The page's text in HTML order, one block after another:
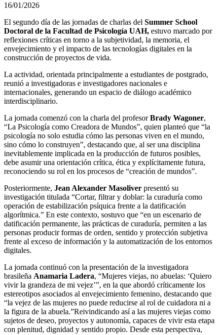
16/01/2026
El segundo día de las jornadas de charlas del Summer School
Doctoral de la Facultad de Psicología UAH, estuvo marcado por
reflexiones críticas en torno a la subjetividad, la memoria, el
envejecimiento y el impacto de las tecnologías digitales en la
construcción de proyectos de vida.
La actividad, orientada principalmente a estudiantes de postgrado,
reunió a investigadoras e investigadores nacionales e
internacionales, generando un espacio de diálogo académico
interdisciplinario.
La jornada comenzó con la charla del profesorBrady Wagoner,
“La Psicología como Creadora de Mundos”, quien planteó que “la
psicología no solo estudia cómo las personas viven en el mundo,
sino cómo lo construyen”, destacando que, al ser una disciplina
inevitablemente implicada en la producción de futuros posibles,
debe asumir una orientación crítica, ética y explícitamente futura,
reconociendo su rol en los procesos de “creación de mundos”.
Posteriormente, Jean Alexander Masoliver presentó su
investigación titulada “Cortar, filtrar y doblar: la curaduría como
operación de estabilización psíquica frente a la datificación
algorítmica.” En este contexto, sostuvo que “en un escenario de
datificación permanente, las prácticas de curaduría, permiten a las
personas producir formas de orden, sentido y protección subjetiva
frente al exceso de información y la automatización de los entornos
digitales.
La jornada continuó con la presentación de la investigadora
brasileña Anamaria Ladera, “Mujeres viejas, no abuelas: ‘Quiero
vivir la grandeza de mi vejez’”, en la que abordó críticamente los
estereotipos asociados al envejecimiento femenino, destacando que
“la vejez de las mujeres no puede reducirse al rol de cuidadora ni a
la figura de la abuela.”Reivindicando así a las mujeres viejas como
sujetos de deseo, proyectos y autonomía, capaces de vivir esta etapa
con plenitud, dignidad y sentido propio. Desde esta perspectiva,